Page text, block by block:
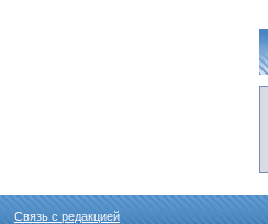
Связь с редакцией